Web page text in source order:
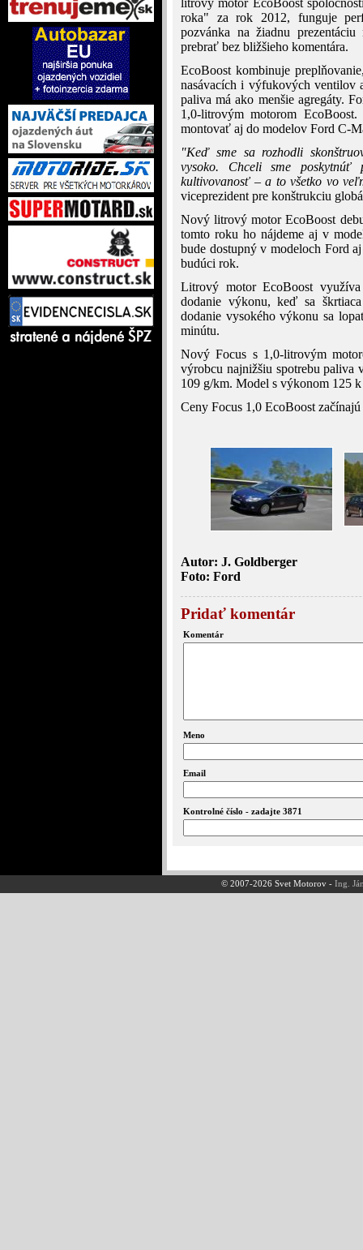
litrový motor EcoBoost
roka" za rok 2012, funguje
pozvánka na žiadnu
prebrať bez bližšieho komentára.
EcoBoost kombinuje
nasávacích i výfukových ventilov
paliva má ako menšie agregáty.
1,0-litrovým motorom
montovať aj do modelov Ford C-
"Keď sme sa rozhodli
vysoko. Chceli sme poskytnúť
kultivovanosť – a to všetko vo
viceprezident pre konštrukciu
Nový litrový motor EcoBoost
tomto roku ho nájdeme aj v
bude dostupný v modeloch Ford
budúci rok.
Litrový motor EcoBoost
dodanie výkonu, keď sa
dodanie vysokého výkonu sa
minútu.
Nový Focus s 1,0-litrovým
výrobcu najnižšiu spotrebu paliva
109 g/km. Model s výkonom 125
Ceny Focus 1,0 EcoBoost
Autor: J. Goldberger
Foto: Ford
Pridať komentár
Komentár
Meno
Email
Kontrolné číslo - zadajte 3871
© 2007-2026 Svet Motorov -Ing.